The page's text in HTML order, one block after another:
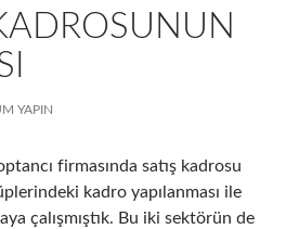
YAPIN
firmasında satış kadrosu
kadro yapılanması ile
çalışmıştık. Bu iki sektörün de